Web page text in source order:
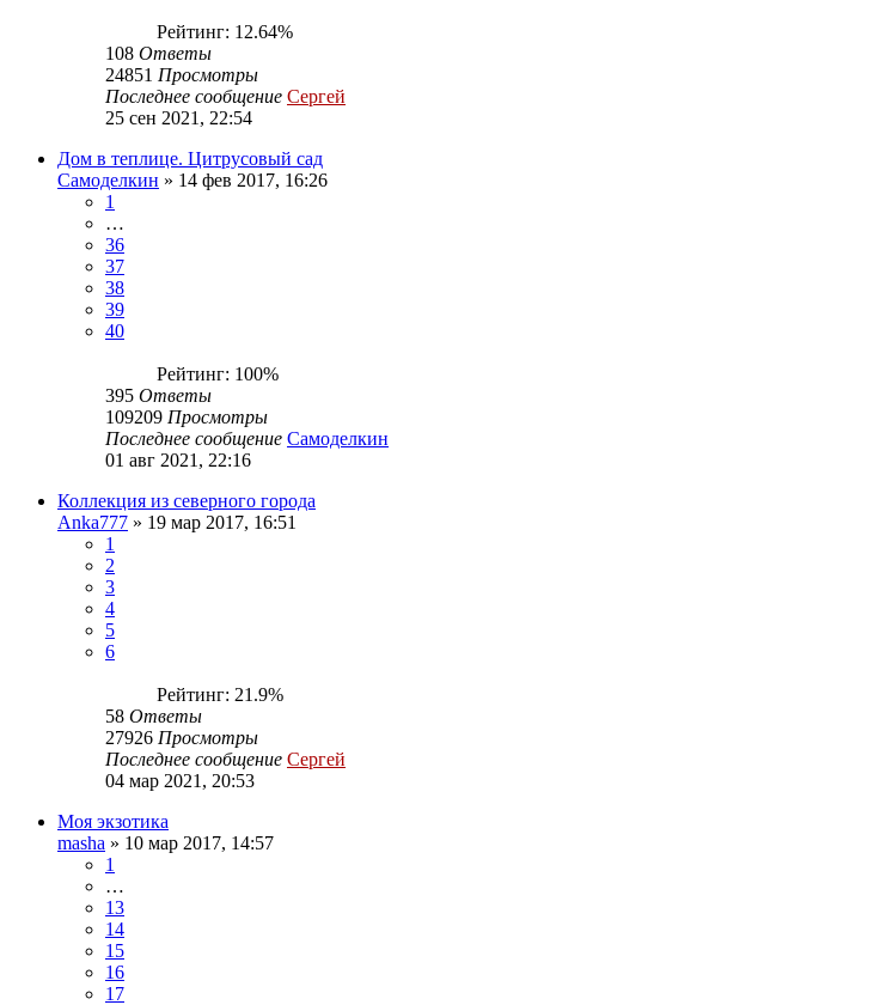
Рейтинг: 12.64%
108 Ответы
24851 Просмотры
Последнее сообщение Сергей
25 сен 2021, 22:54
Дом в теплице. Цитрусовый сад
Самоделкин » 14 фев 2017, 16:26
1
…
36
37
38
39
40
Рейтинг: 100%
395 Ответы
109209 Просмотры
Последнее сообщение Самоделкин
01 авг 2021, 22:16
Коллекция из северного города
Anka777 » 19 мар 2017, 16:51
1
2
3
4
5
6
Рейтинг: 21.9%
58 Ответы
27926 Просмотры
Последнее сообщение Сергей
04 мар 2021, 20:53
Моя экзотика
masha » 10 мар 2017, 14:57
1
…
13
14
15
16
17